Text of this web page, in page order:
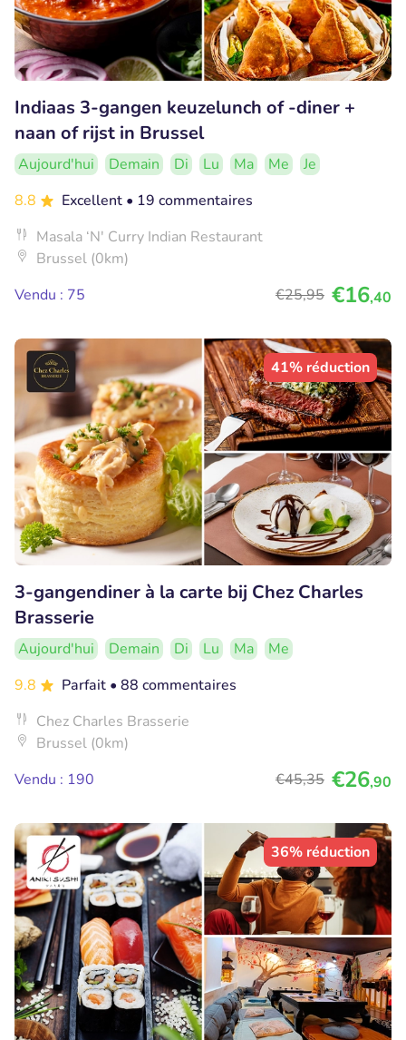
Indiaas 3-gangen keuzelunch of -diner +
naan of rijst in Brussel
Aujourd'hui Demain Di Lu Ma Me
Je
8.8
Excellent • 19 commentaires
Masala ‘N' Curry Indian Restaurant
Brussel (0km)
Vendu : 75
€25,95 €16,40
41% réduction
3-gangendiner à la carte bij Chez Charles
Brasserie
Aujourd'hui Demain Di Lu Ma
Me
9.8
Parfait • 88 commentaires
Chez Charles Brasserie
Brussel (0km)
Vendu : 190
€45,35 €26,90
36% réduction